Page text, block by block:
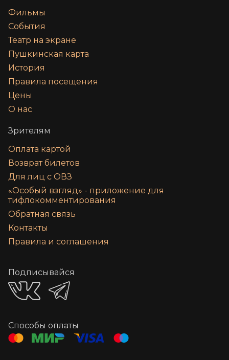
Фильмы
События
Театр на экране
Пушкинская карта
История
Правила посещения
Цены
О нас
Зрителям
Оплата картой
Возврат билетов
Для лиц с ОВЗ
«‎Особый взгляд» - приложение для
тифлокомментирования
Обратная связь
Контакты
Правила и соглашения
Подписывайся
Способы оплаты